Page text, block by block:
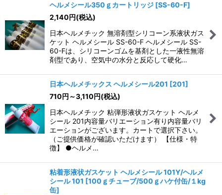
ヘルメシール350ｇカートリッジ [SS-60-F]
2,140円(税込)
日本ヘルメチック 無溶剤型シリコーン系液状ガス
ケット ヘルメシール SS-60-F ヘルメシール SS-
60-Fは、シリコーンゴムを基剤とした一液性無溶
剤型であり、空気中の水分と反応して硬化…
日本ヘルメチックス ヘルメシール201 [201]
710円 ～3,110円(税込)
日本ヘルメチック 粘弾形液状ガスケット ヘルメ
シール 201内容量バリエーション有り内容量バリ
エーションがございます。カートで選択下さい。
（ご提供価格が確認いただけます） 【仕様・特
徴】 ●ヘルメ…
粘着形液状ガスケット ヘルメシール 101Y/ヘルメ
シール 101 [100ｇチューブ/500ｇハケ付缶/１kg
缶]